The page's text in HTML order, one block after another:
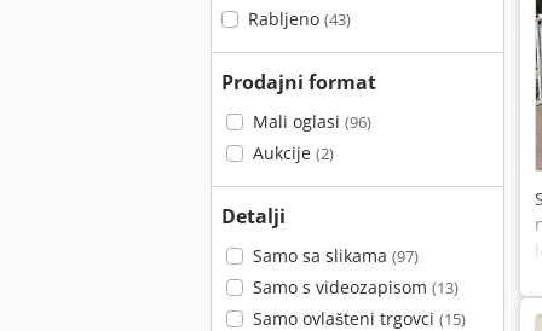
Rabljeno (43)
Prodajni format
Mali oglasi (96)
Aukcije (2)
Detalji
Samo sa slikama (97)
Samo s videozapisom (13)
Samo ovlašteni trgovci (15)